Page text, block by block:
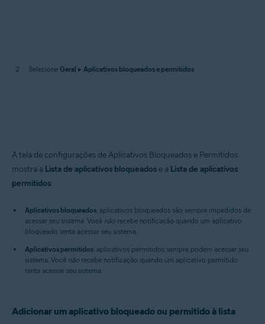
Selecione Geral ▸ Aplicativos bloqueados e permitidos.
A tela de configurações de Aplicativos Bloqueados e Permitidos
mostra a Lista de aplicativos bloqueados e a Lista de aplicativos
permitidos:
Aplicativos bloqueados: aplicativos bloqueados são sempre impedidos de
acessar seu sistema. Você não recebe notificação quando um aplicativo
bloqueado tenta acessar seu sistema.
Aplicativos permitidos: aplicativos permitidos sempre podem acessar seu
sistema. Você não recebe notificação quando um aplicativo permitido
tenta acessar seu sistema.
Adicionar um aplicativo bloqueado ou permitido à lista